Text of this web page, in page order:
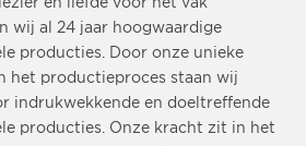
en liefde voor het vak
wij al 24 jaar hoogwaardige
producties. Door onze unieke
het productieproces staan wij
indrukwekkende en doeltreffende
producties. Onze kracht zit in het